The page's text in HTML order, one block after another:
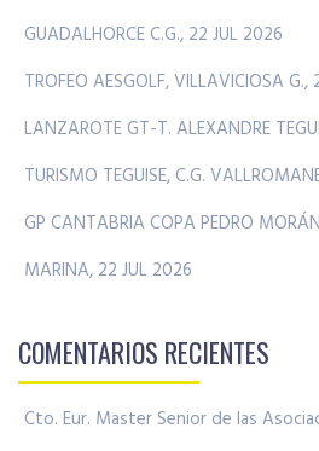
GUADALHORCE C.G., 22 JUL 2026
TROFEO AESGOLF, VILLAVICIOSA G.,
LANZAROTE GT-T. ALEXANDRE
TURISMO TEGUISE, C.G.
GP CANTABRIA COPA PEDRO
MARINA, 22 JUL 2026
COMENTARIOS RECIENTES
Cto. Eur. Master Senior de las